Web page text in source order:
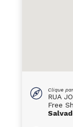
Clique
RUA
Free